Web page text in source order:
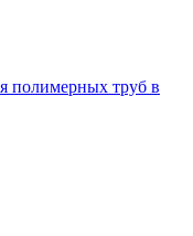
полимерных труб в